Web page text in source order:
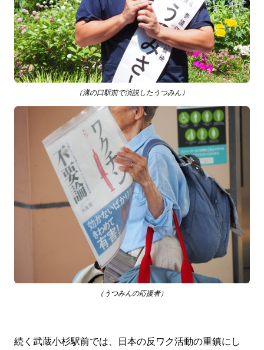
（溝の口駅前で演説したうつみん）
（うつみんの応援者）
続く武蔵小杉駅前では、日本の反ワク活動の重鎮にし